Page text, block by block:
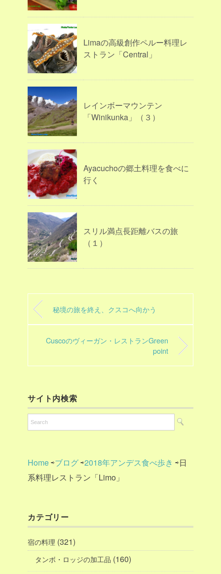
Limaの高級創作ペルー料理レ
ストラン「Central」
レインボーマウンテン
「Winikunka」（３）
Ayacuchoの郷土料理を食べに
行く
スリル満点長距離バスの旅
（１）
秘境の旅を終え、クスコへ向かう
Cuscoのヴィーガン・レストランGreen
point
サイト内検索
Home⇨ブログ⇨2018年アンデス食べ歩き ⇨日
系料理レストラン「Limo」
カテゴリー
宿の料理 (321)
タンボ・ロッジの加工品 (160)